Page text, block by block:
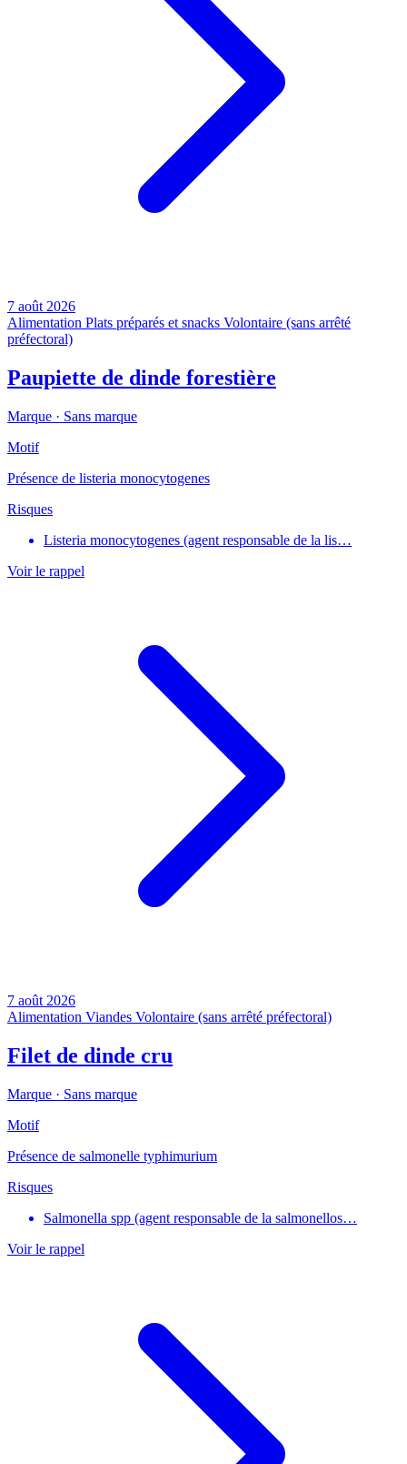
7 août 2026
Alimentation Plats préparés et snacks Volontaire (sans arrêté
préfectoral)
Paupiette de dinde forestière
Marque · Sans marque
Motif
Présence de listeria monocytogenes
Risques
Listeria monocytogenes (agent responsable de la lis…
Voir le rappel
7 août 2026
Alimentation Viandes Volontaire (sans arrêté préfectoral)
Filet de dinde cru
Marque · Sans marque
Motif
Présence de salmonelle typhimurium
Risques
Salmonella spp (agent responsable de la salmonellos…
Voir le rappel